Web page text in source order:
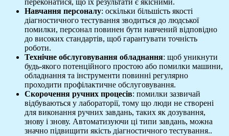
переконатися, що їх результати є якісними.
Навчання персоналу: оскільки більшість якості
діагностичного тестування зводиться до людської
помилки, персонал повинен бути навчений відповідно
до високих стандартів, щоб гарантувати точність
роботи.
Технічне обслуговування обладнання: щоб уникнути
будь-якого потенційного простою або помилки машини,
обладнання та інструменти повинні регулярно
проходити профілактичне обслуговування.
Скорочення ручних процесів: помилки зазвичай
відбуваються у лабораторії, тому що люди не створені
для виконання ручних завдань, таких як дозування,
знову і знову. Автоматизуючи ці типи завдань, можна
значно підвищити якість діагностичного тестування..